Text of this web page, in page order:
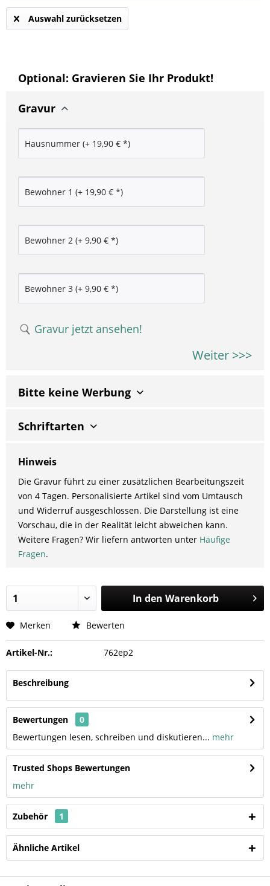
Auswahl zurücksetzen
Optional: Gravieren Sie Ihr Produkt!
Gravur
Gravur jetzt ansehen!
Weiter >>>
Bitte keine Werbung
Schriftarten
Hinweis
Die Gravur führt zu einer zusätzlichen Bearbeitungszeit
von 4 Tagen. Personalisierte Artikel sind vom Umtausch
und Widerruf ausgeschlossen. Die Darstellung ist eine
Vorschau, die in der Realität leicht abweichen kann.
Weitere Fragen? Wir liefern antworten unter Häufige
Fragen.
In den Warenkorb
Merken Bewerten
Artikel-Nr.: 762ep2
Beschreibung
Bewertungen
0
Bewertungen lesen, schreiben und diskutieren... mehr
Trusted Shops Bewertungen
mehr
Zubehör 1
Ähnliche Artikel